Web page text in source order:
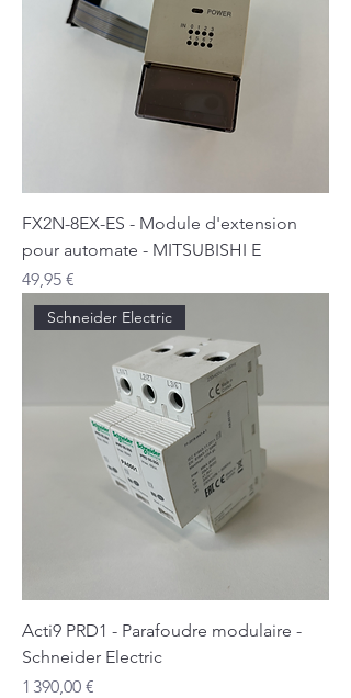
FX2N-8EX-ES - Module d'extension
pour automate - MITSUBISHI E
Prix
49,95 €
Schneider Electric
Acti9 PRD1 - Parafoudre modulaire -
Schneider Electric
Prix
1 390,00 €